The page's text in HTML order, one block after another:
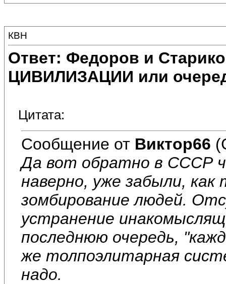
КВН
Ответ: Федоров и
ЦИВИЛИЗАЦИИ или
Цитата:
Сообщение от Виктор66
Да вот обратно в СССР
наверно, уже забыли,
зомбирование людей.
устранение
последнюю очередь,
же толпоэлитарная
надо.